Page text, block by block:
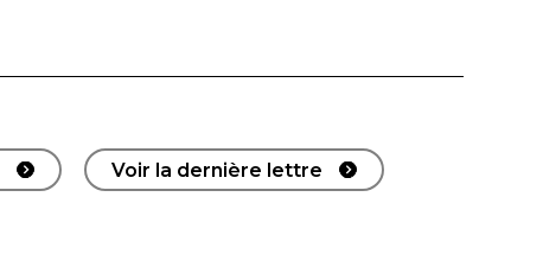
Voir la dernière lettre